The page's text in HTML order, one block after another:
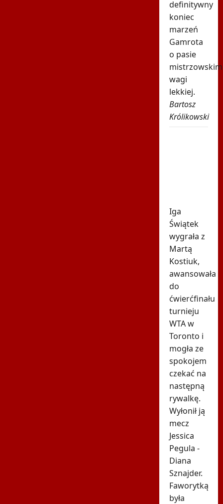
definitywny
koniec
marzeń
Gamrota
o pasie
mistrzowskim
wagi
lekkiej.
Bartosz
Królikowski
Iga
Świątek
wygrała z
Martą
Kostiuk,
awansowała
do
ćwierćfinału
turnieju
WTA w
Toronto i
mogła ze
spokojem
czekać na
następną
rywalkę.
Wyłonił ją
mecz
Jessica
Pegula -
Diana
Sznajder.
Faworytką
była